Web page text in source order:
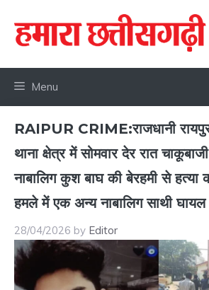
content
Menu
RAIPUR CRIME:राजधानी
थाना क्षेत्र में सोमवार देर रात
नाबालिग कुश बाघ की बेरहमी से हत्या
हमले में एक अन्य नाबालिग साथी
28/04/2026 by Editor